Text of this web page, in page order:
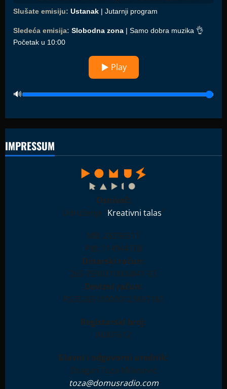
Slušate emisiju: Ustanak | Jutarnji program
Sledeća emisija: Slobodna zona | Samo dobra muzika 👌
Početak u 10:00
▶ Play
IMPRESSUM
Osnivač:
Udruženje "Kreativni talas"
MB: 28396511
PIB: 114944708
Dinarski račun:
265-7590310000841-93
Devizni račun:
RS35265100000123897181
Registarski broj:
IN001612
Glavni i odgovorni urednik:
Dragan Toza Milanović
toza@domusradio.com